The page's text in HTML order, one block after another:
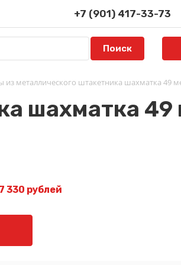
+7 (901) 417-33-73
из металлического штакетника шахматка 49
шахматка 49
330 рублей